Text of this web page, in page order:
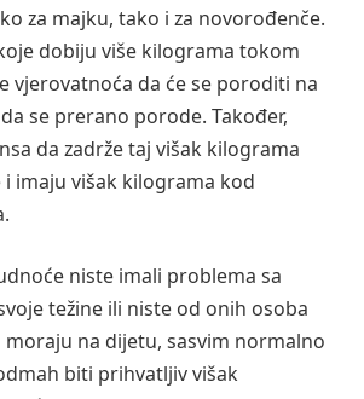
za majku, tako i za novorođenče.
dobiju više kilograma tokom
vjerovatnoća da će se poroditi na
se prerano porode. Također,
da zadrže taj višak kilograma
imaju višak kilograma kod
niste imali problema sa
težine ili niste od onih osoba
moraju na dijetu, sasvim normalno
biti prihvatljiv višak